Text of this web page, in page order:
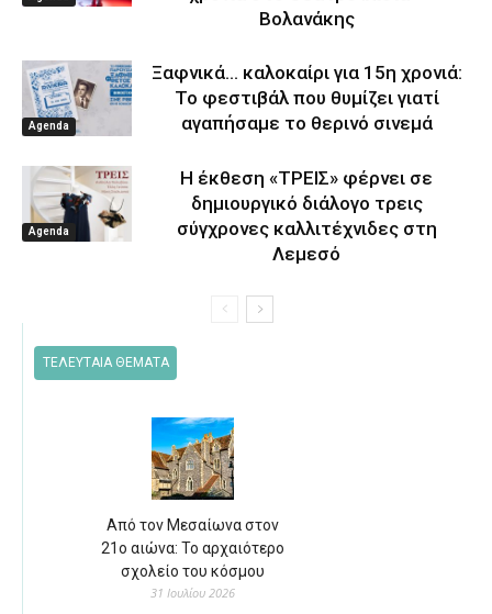
Βολανάκης
Agenda
Ξαφνικά… καλοκαίρι για 15η χρονιά:
Το φεστιβάλ που θυμίζει γιατί
αγαπήσαμε το θερινό σινεμά
Agenda
Η έκθεση «ΤΡΕΙΣ» φέρνει σε
δημιουργικό διάλογο τρεις
σύγχρονες καλλιτέχνιδες στη
Λεμεσό
ΤΕΛΕΥΤΑΙΑ ΘΕΜΑΤΑ
Από τον Μεσαίωνα στον
21ο αιώνα: Το αρχαιότερο
σχολείο του κόσμου
31 Ιουλίου 2026